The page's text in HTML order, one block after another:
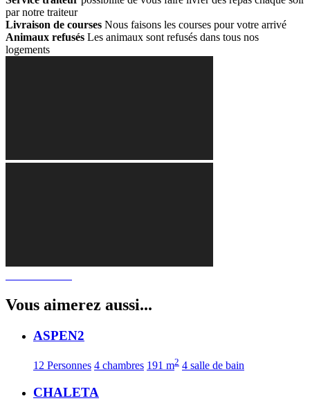
par notre traiteur
Livraison de courses Nous faisons les courses pour votre arrivé
Animaux refusés Les animaux sont refusés dans tous nos
logements
Vous aimerez aussi...
ASPEN2
12 Personnes 4 chambres 191 m2 4 salle de bain
CHALETA